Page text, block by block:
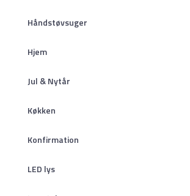
Håndstøvsuger
Hjem
Jul & Nytår
Køkken
Konfirmation
LED lys